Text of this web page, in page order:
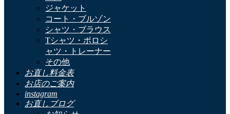
ジャケット
コート・ブルゾン
シャツ・ブラウス
Tシャツ・ポロシ
ャツ・トレーナー
その他
お直し料金表
お店のご案内
instagram
お直しブログ